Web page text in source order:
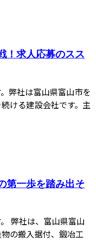
！求人応募のスス
弊社は富山県富山市を
ける建設会社です。主
第一歩を踏み出そ
弊社は、富山県富山
の搬入据付、鍛冶工